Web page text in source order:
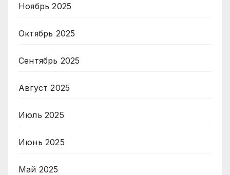
Ноябрь 2025
Октябрь 2025
Сентябрь 2025
Август 2025
Июль 2025
Июнь 2025
Май 2025